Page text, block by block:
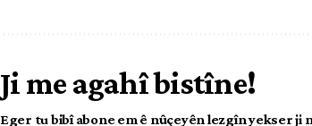
Ji me agahî bistîne!
Eger tu bibî abone em ê nûçeyên lezgîn yekser ji